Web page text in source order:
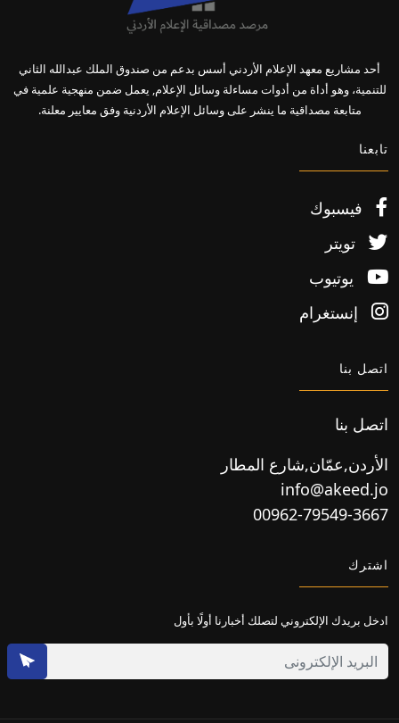
أحد مشاريع معهد الإعلام الأردني أسس بدعم من صندوق الملك عبدالله الثاني
للتنمية، وهو أداة من أدوات مساءلة وسائل الإعلام, يعمل ضمن منهجية علمية في
متابعة مصداقية ما ينشر على وسائل الإعلام الأردنية وفق معايير معلنة.
تابعنا
فيسبوك
تويتر
يوتيوب
إنستغرام
اتصل بنا
اتصل بنا
الأردن,عمّان,شارع المطار
info@akeed.jo
00962-79549-3667
اشترك
ادخل بريدك الإلكتروني لتصلك أخبارنا أولًا بأول